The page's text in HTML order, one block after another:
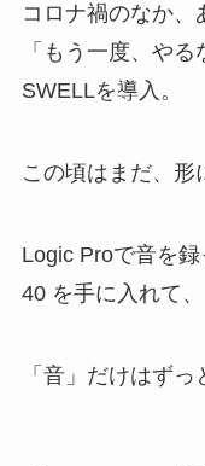
コロナ禍のなか、
「もう一度、や
SWELLを導入。
この頃はまだ、形
Logic Proで音を
40 を手に入れて、
「音」だけはずっ